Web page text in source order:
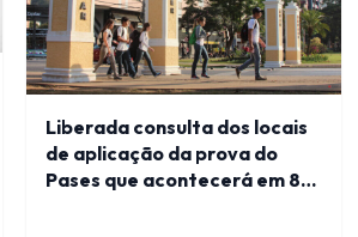
Liberada consulta dos locais
de aplicação da prova do
Pases que acontecerá em 8